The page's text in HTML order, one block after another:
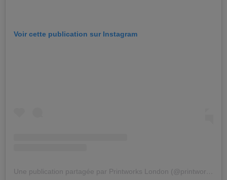
Voir cette publication sur Instagram
Une publication partagée par Printworks London (@printworkslondon)